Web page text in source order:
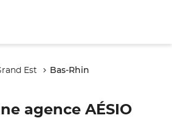
Est Bas-Rhin
agence AÉSIO